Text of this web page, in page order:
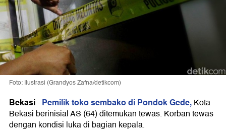
Foto: Ilustrasi (Grandyos Zafna/detikcom)
Bekasi-Pemilik toko sembako di Pondok Gede,Kota
Bekasi berinisial AS (64) ditemukan tewas. Korban tewas
dengan kondisi luka di bagian kepala.